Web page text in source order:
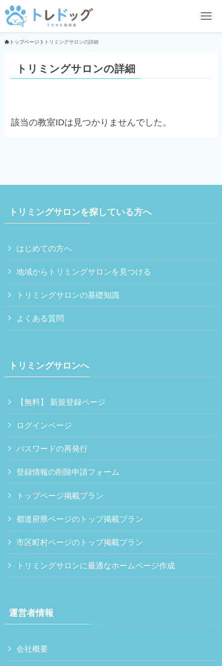
トップページ トリミングサロンの詳細
トリミングサロンの詳細
該当の教室IDは見つかりませんでした。
トリミングサロンを探している方へ
はじめての方へ
地域からトリミングサロンを見つける
トリミングサロンの基礎知識
よくある質問
トリミングサロンへ
【無料】 新規登録ページ
ログインページ
パスワードの再発行
登録情報の削除申請フォーム
トップページ掲載プラン
都道府県ページのトップ掲載プラン
市区町村ページのトップ掲載プラン
トリミングサロンに最適なホームページ作成
運営者情報
会社概要